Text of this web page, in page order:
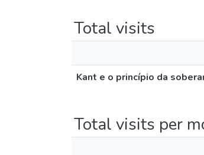
Total visits
Kant e o princípio da
Total visits per